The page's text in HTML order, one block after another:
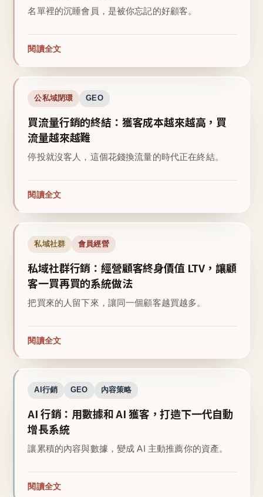
名單裡的沉睡會員，是被你忘記的好顧客。
閱讀全文
公私域閉環 GEO
買流量行銷的終結：獲客成本越來越高，買
流量越來越難
停投就沒客人，這個花錢換流量的時代正在終結。
閱讀全文
私域社群 會員經營
私域社群行銷：經營顧客終身價值 LTV，讓顧
客一買再買的系統做法
把買來的人留下來，讓同一個顧客越買越多。
閱讀全文
AI行銷 GEO 內容策略
AI 行銷：用數據和 AI 獲客，打造下一代自動
增長系統
讓累積的內容與數據，變成 AI 主動推薦你的資產。
閱讀全文